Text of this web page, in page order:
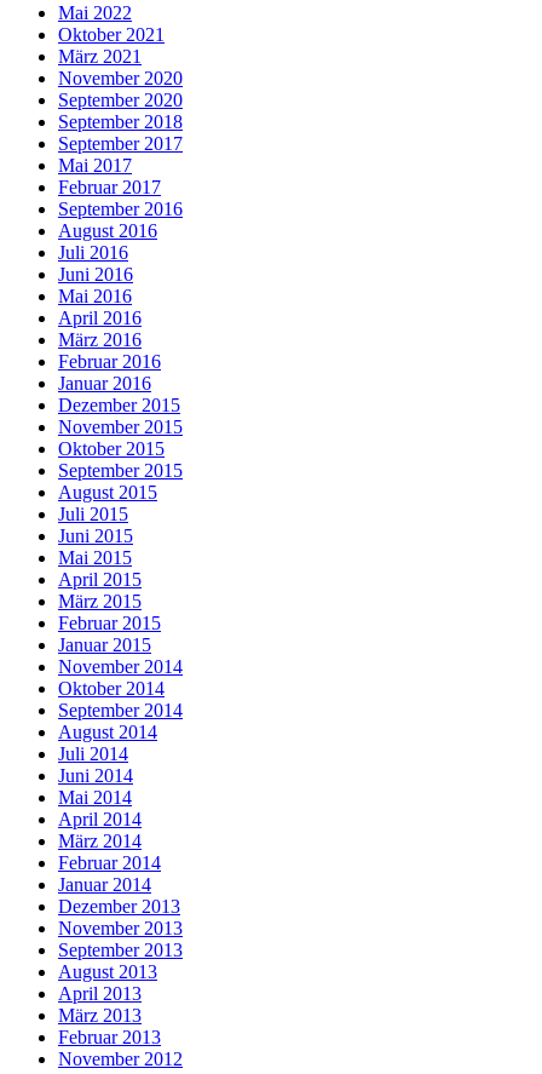
Mai 2022
Oktober 2021
März 2021
November 2020
September 2020
September 2018
September 2017
Mai 2017
Februar 2017
September 2016
August 2016
Juli 2016
Juni 2016
Mai 2016
April 2016
März 2016
Februar 2016
Januar 2016
Dezember 2015
November 2015
Oktober 2015
September 2015
August 2015
Juli 2015
Juni 2015
Mai 2015
April 2015
März 2015
Februar 2015
Januar 2015
November 2014
Oktober 2014
September 2014
August 2014
Juli 2014
Juni 2014
Mai 2014
April 2014
März 2014
Februar 2014
Januar 2014
Dezember 2013
November 2013
September 2013
August 2013
April 2013
März 2013
Februar 2013
November 2012